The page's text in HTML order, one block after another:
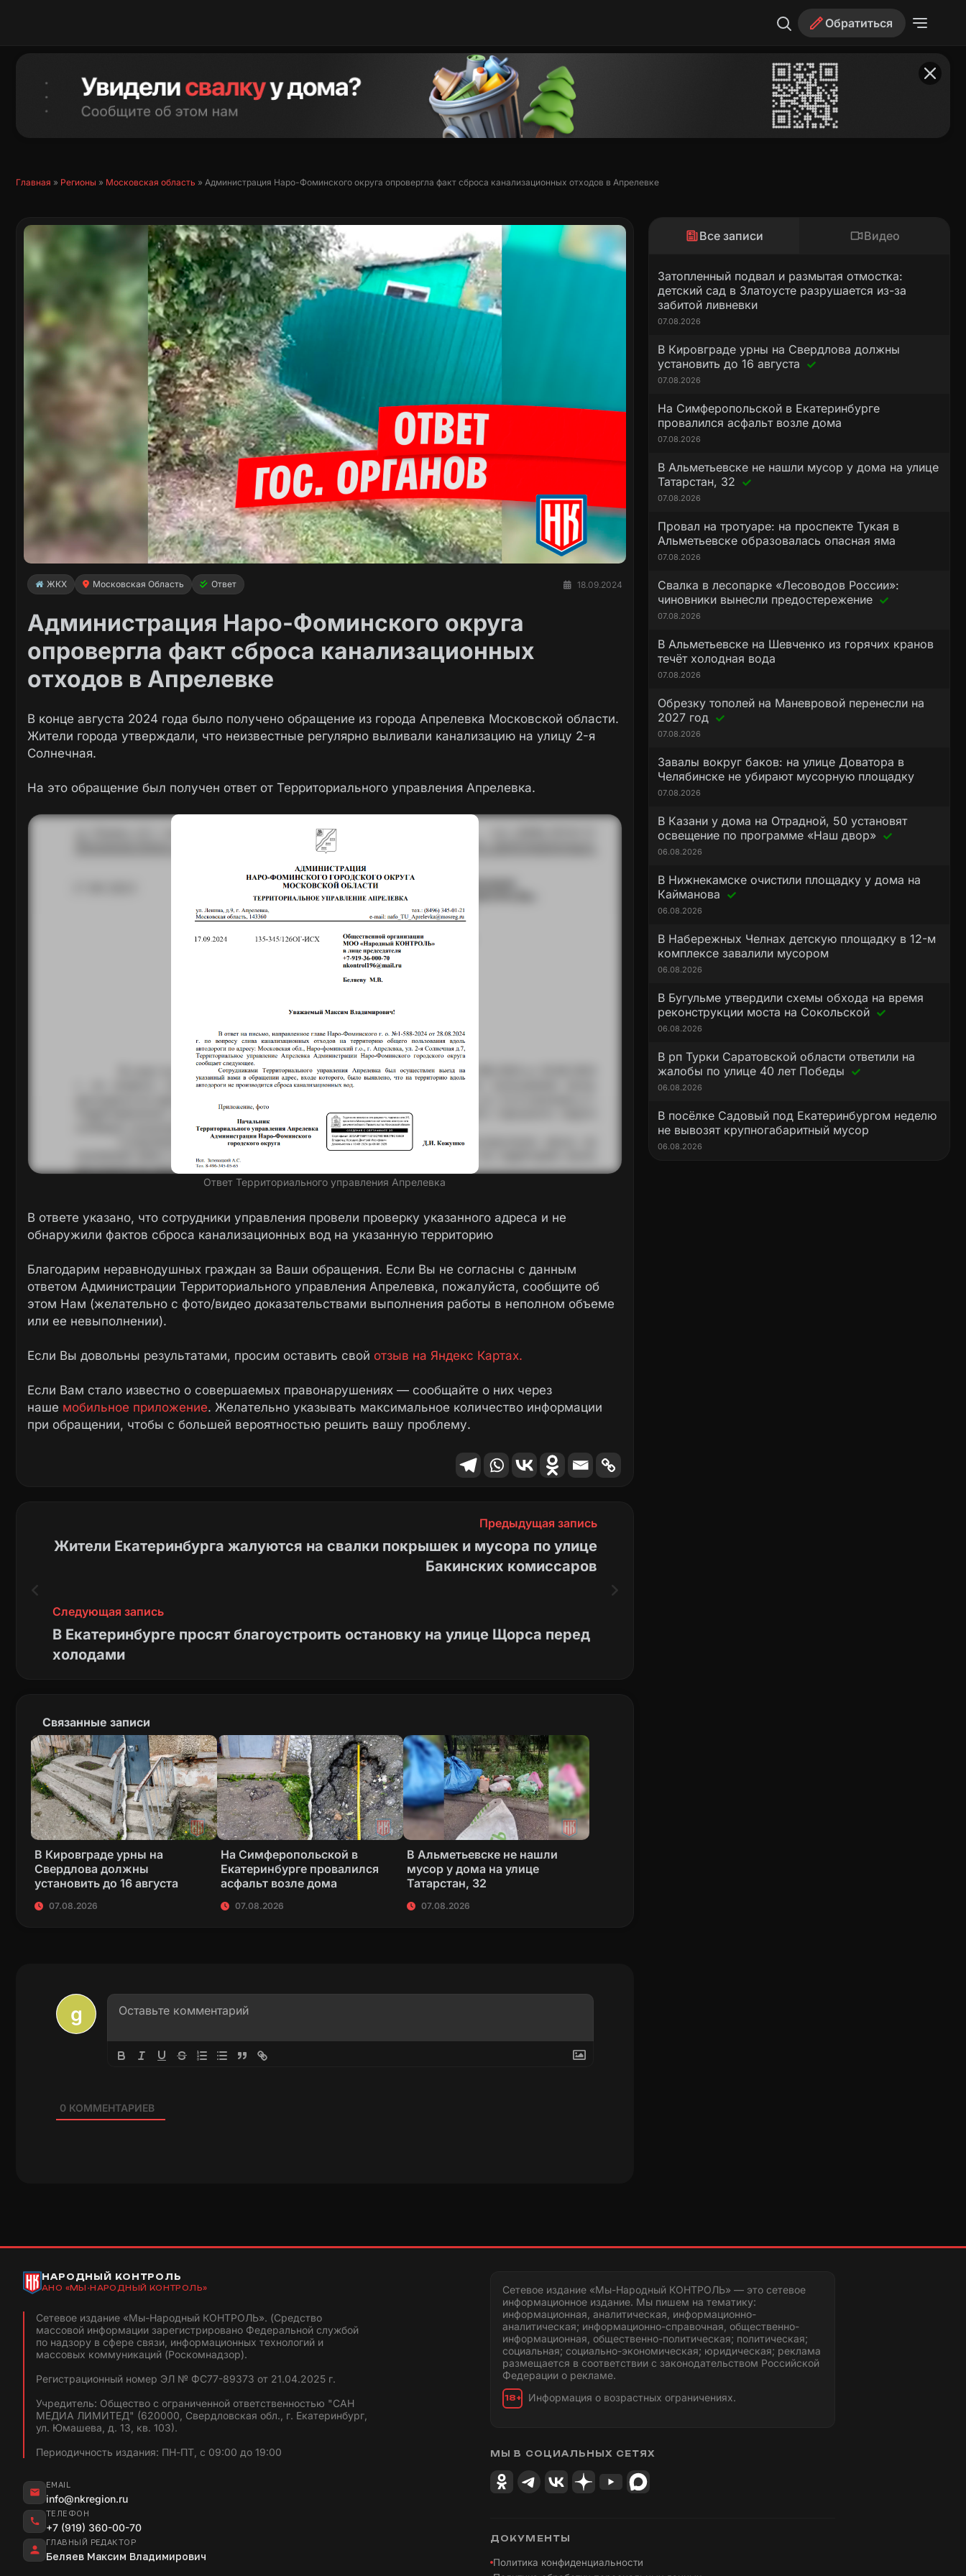
Обратиться
Главная » Регионы » Московская область » Администрация Наро-Фоминского округа опровергла факт сброса канализационных отходов в Апрелевке
ЖКХ Московская Область Ответ 18.09.2024
Администрация Наро-Фоминского округа
опровергла факт сброса канализационных
отходов в Апрелевке
В конце августа 2024 года было получено обращение из города Апрелевка Московской области.
Жители города утверждали, что неизвестные регулярно выливали канализацию на улицу 2-я
Солнечная.
На это обращение был получен ответ от Территориального управления Апрелевка.
Ответ Территориального управления Апрелевка
В ответе указано, что сотрудники управления провели проверку указанного адреса и не
обнаружили фактов сброса канализационных вод на указанную территорию
Благодарим неравнодушных граждан за Ваши обращения. Если Вы не согласны с данным
ответом Администрации Территориального управления Апрелевка, пожалуйста, сообщите об
этом Нам (желательно с фото/видео доказательствами выполнения работы в неполном объеме
или ее невыполнении).
Если Вы довольны результатами, просим оставить свой отзыв на Яндекс Картах.
Если Вам стало известно о совершаемых правонарушениях — сообщайте о них через
наше мобильное приложение. Желательно указывать максимальное количество информации
при обращении, чтобы с большей вероятностью решить вашу проблему.
Предыдущая запись
Жители Екатеринбурга жалуются на свалки покрышек и мусора по улице
Бакинских комиссаров
Следующая запись
В Екатеринбурге просят благоустроить остановку на улице Щорса перед
холодами
Связанные записи
В Кировграде урны на
Свердлова должны
установить до 16 августа
07.08.2026
На Симферопольской в
Екатеринбурге провалился
асфальт возле дома
07.08.2026
В Альметьевске не нашли
мусор у дома на улице
Татарстан, 32
07.08.2026
0КОММЕНТАРИЕВ
Все записи Видео
Затопленный подвал и размытая отмостка:
детский сад в Златоусте разрушается из-за
забитой ливневки
07.08.2026
В Кировграде урны на Свердлова должны
установить до 16 августа
07.08.2026
На Симферопольской в Екатеринбурге
провалился асфальт возле дома
07.08.2026
В Альметьевске не нашли мусор у дома на улице
Татарстан, 32
07.08.2026
Провал на тротуаре: на проспекте Тукая в
Альметьевске образовалась опасная яма
07.08.2026
Свалка в лесопарке «Лесоводов России»:
чиновники вынесли предостережение
07.08.2026
В Альметьевске на Шевченко из горячих кранов
течёт холодная вода
07.08.2026
Обрезку тополей на Маневровой перенесли на
2027 год
07.08.2026
Завалы вокруг баков: на улице Доватора в
Челябинске не убирают мусорную площадку
07.08.2026
В Казани у дома на Отрадной, 50 установят
освещение по программе «Наш двор»
06.08.2026
В Нижнекамске очистили площадку у дома на
Кайманова
06.08.2026
В Набережных Челнах детскую площадку в 12-м
комплексе завалили мусором
06.08.2026
В Бугульме утвердили схемы обхода на время
реконструкции моста на Сокольской
06.08.2026
В рп Турки Саратовской области ответили на
жалобы по улице 40 лет Победы
06.08.2026
В посёлке Садовый под Екатеринбургом неделю
не вывозят крупногабаритный мусор
06.08.2026
НАРОДНЫЙ КОНТРОЛЬ
АНО «МЫ-НАРОДНЫЙ КОНТРОЛЬ»
Сетевое издание «Мы-Народный КОНТРОЛЬ». (Средство
массовой информации зарегистрировано Федеральной службой
по надзору в сфере связи, информационных технологий и
массовых коммуникаций (Роскомнадзор).
Регистрационный номер ЭЛ № ФС77-89373 от 21.04.2025 г.
Учредитель: Общество с ограниченной ответственностью "САН
МЕДИА ЛИМИТЕД" (620000, Свердловская обл., г. Екатеринбург,
ул. Юмашева, д. 13, кв. 103).
Периодичность издания: ПН-ПТ, с 09:00 до 19:00
EMAIL
info@nkregion.ru
ТЕЛЕФОН
+7 (919) 360-00-70
ГЛАВНЫЙ РЕДАКТОР
Беляев Максим Владимирович
Сетевое издание «Мы-Народный КОНТРОЛЬ» — это сетевое
информационное издание. Мы пишем на тематику:
информационная, аналитическая, информационно-
аналитическая; информационно-справочная, общественно-
информационная, общественно-политическая; политическая;
социальная; социально-экономическая; юридическая; реклама
размещается в соответствии с законодательством Российской
Федерации о рекламе.
18+ Информация о возрастных ограничениях.
МЫ В СОЦИАЛЬНЫХ СЕТЯХ
ДОКУМЕНТЫ
Политика конфиденциальности